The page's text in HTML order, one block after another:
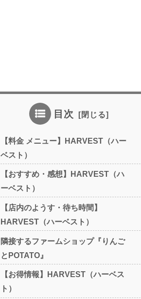
目次
【料金 メニュー】HARVEST（ハー
ベスト）
【おすすめ・感想】HARVEST（ハ
ーベスト）
【店内のようす・待ち時間】
HARVEST（ハーベスト）
隣接するファームショップ『りんご
とPOTATO』
【お得情報】HARVEST（ハーベス
ト）